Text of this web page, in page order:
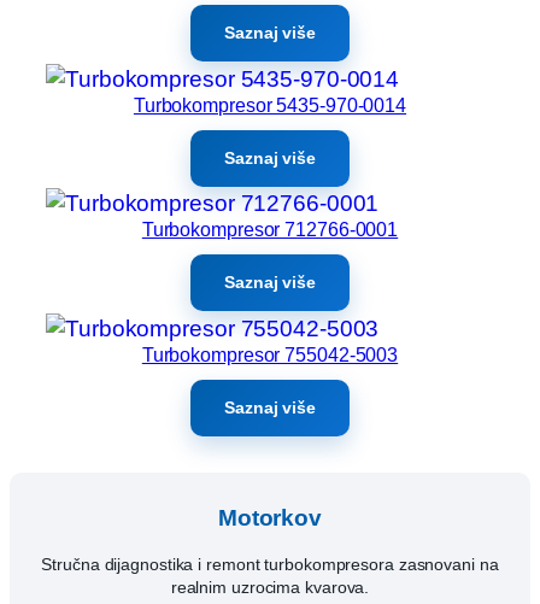
Saznaj više
Turbokompresor 5435-970-0014
Saznaj više
Turbokompresor 712766-0001
Saznaj više
Turbokompresor 755042-5003
Saznaj više
Motorkov
Stručna dijagnostika i remont turbokompresora zasnovani na
realnim uzrocima kvarova.